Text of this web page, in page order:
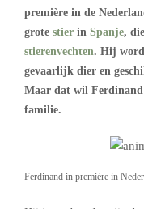
première in de
grote stier in Spanje,
stierenvechten. Hij
gevaarlijk dier en
Maar dat wil
familie.
Ferdinand in première in